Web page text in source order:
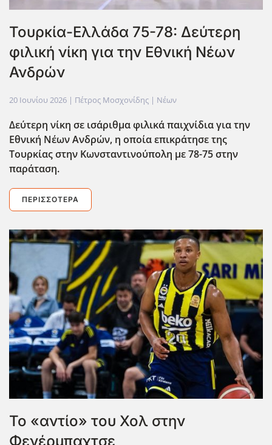
Τουρκία-Ελλάδα 75-78: Δεύτερη
φιλική νίκη για την Εθνική Νέων
Ανδρών
20 Ιουνίου 2026 | Πέτρος Μοσχονίδης | Νέων
Δεύτερη νίκη σε ισάριθμα φιλικά παιχνίδια για την
Εθνική Νέων Ανδρών, η οποία επικράτησε της
Τουρκίας στην Κωνσταντινούπολη με 78-75 στην
παράταση.
ΠΕΡΙΣΣΌΤΕΡΑ
Το «αντίο» του Χολ στην
Φενέρμπαχτσε